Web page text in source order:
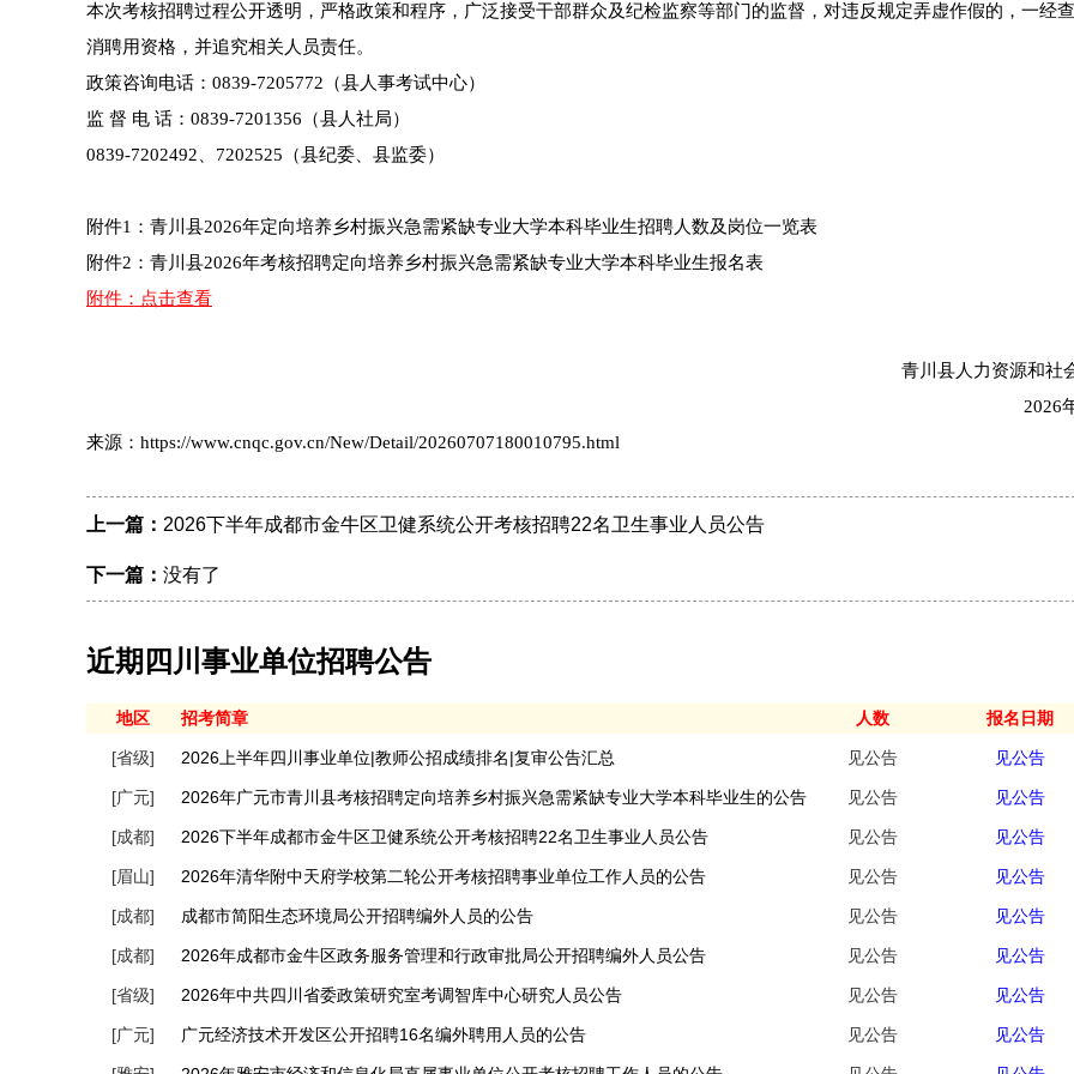
本次考核招聘过程公开透明，严格政策和程序，广泛接受干部群众及纪检监察等部门的监督，对违反规定弄虚作假的，一经
消聘用资格，并追究相关人员责任。
政策咨询电话：0839-7205772（县人事考试中心）
监 督 电 话：0839-7201356（县人社局）
0839-7202492、7202525（县纪委、县监委）
附件1：青川县2026年定向培养乡村振兴急需紧缺专业大学本科毕业生招聘人数及岗位一览表
附件2：青川县2026年考核招聘定向培养乡村振兴急需紧缺专业大学本科毕业生报名表
附件：点击查看
青川县人力资源和社
2026
来源：https://www.cnqc.gov.cn/New/Detail/20260707180010795.html
上一篇： 2026下半年成都市金牛区卫健系统公开考核招聘22名卫生事业人员公告
下一篇： 没有了
近期四川事业单位招聘公告
地区 招考简章 人数 报名日期
[省级] 2026上半年四川事业单位|教师公招成绩排名|复审公告汇总 见公告 见公告
[广元] 2026年广元市青川县考核招聘定向培养乡村振兴急需紧缺专业大学本科毕业生的公告 见公告 见公告
[成都] 2026下半年成都市金牛区卫健系统公开考核招聘22名卫生事业人员公告 见公告 见公告
[眉山] 2026年清华附中天府学校第二轮公开考核招聘事业单位工作人员的公告 见公告 见公告
[成都] 成都市简阳生态环境局公开招聘编外人员的公告 见公告 见公告
[成都] 2026年成都市金牛区政务服务管理和行政审批局公开招聘编外人员公告 见公告 见公告
[省级] 2026年中共四川省委政策研究室考调智库中心研究人员公告 见公告 见公告
[广元] 广元经济技术开发区公开招聘16名编外聘用人员的公告 见公告 见公告